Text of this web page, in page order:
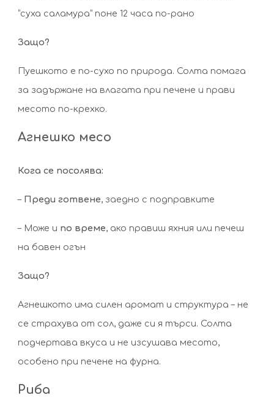
“суха саламура” поне 12 часа по-рано
Защо?
Пуешкото е по-сухо по природа. Солта помага
за задържане на влагата при печене и прави
месото по-крехко.
Агнешко месо
Кога се посолява:
– Преди готвене, заедно с подправките
– Може и по време, ако правиш яхния или печеш
на бавен огън
Защо?
Агнешкото има силен аромат и структура – не
се страхува от сол, даже си я търси. Солта
подчертава вкуса и не изсушава месото,
особено при печене на фурна.
Риба